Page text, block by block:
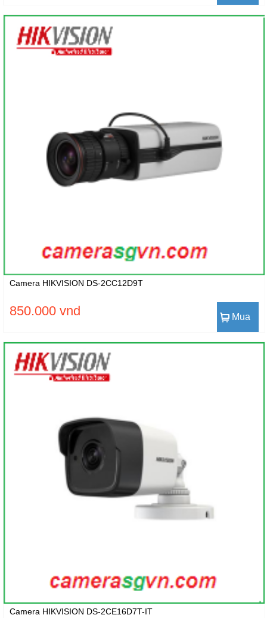
Camera HIKVISION DS-2CC12D9T
850.000 vnd Mua
Camera HIKVISION DS-2CE16D7T-IT